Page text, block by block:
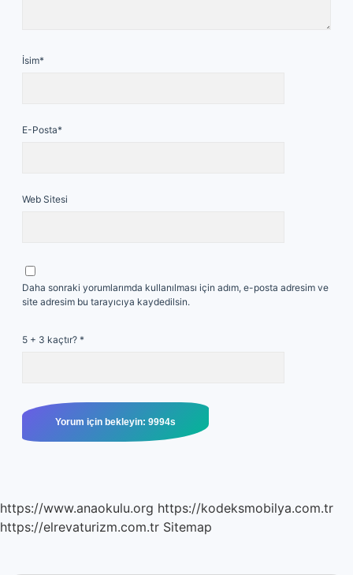
İsim*
E-Posta*
Web Sitesi
Daha sonraki yorumlarımda kullanılması için adım, e-posta adresim ve
site adresim bu tarayıcıya kaydedilsin.
5 + 3 kaçtır? *
https://www.anaokulu.org https://kodeksmobilya.com.tr
https://elrevaturizm.com.tr Sitemap